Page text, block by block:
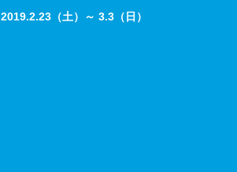
2019.2.23（土）～ 3.3（日）